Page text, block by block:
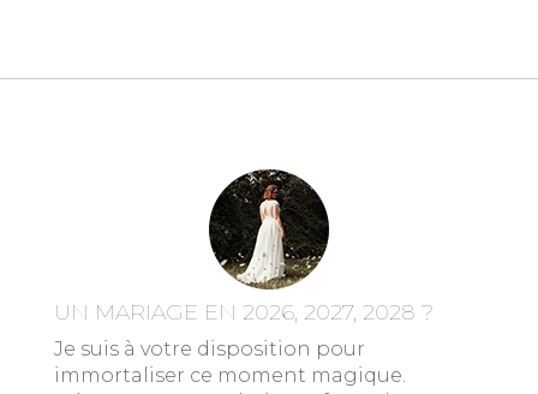
UN MARIAGE EN 2026, 2027, 2028 ?
Je suis à votre disposition pour
immortaliser ce moment magique.